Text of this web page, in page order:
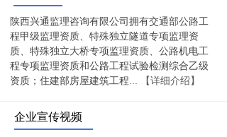
陕西兴通监理咨询有限公司拥有交通部公路工
程甲级监理资质、特殊独立隧道专项监理资
质、特殊独立大桥专项监理资质、公路机电工
程专项监理资质和公路工程试验检测综合乙级
资质；住建部房屋建筑工程
【详细介绍】
企业宣传视频